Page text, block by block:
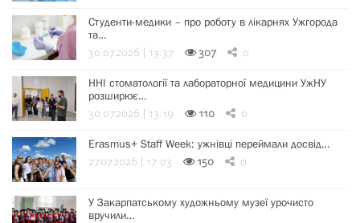
Студенти-медики – про роботу в лікарнях Ужгорода
та…
30.07.2026 | 13:37 307 0
ННІ стоматології та лабораторної медицини УжНУ
розширює…
30.07.2026 | 13:19 110 0
Erasmus+ Staff Week: ужнівці переймали досвід…
27.07.2026 | 17:03 150 0
У Закарпатському художньому музеї урочисто
вручили…